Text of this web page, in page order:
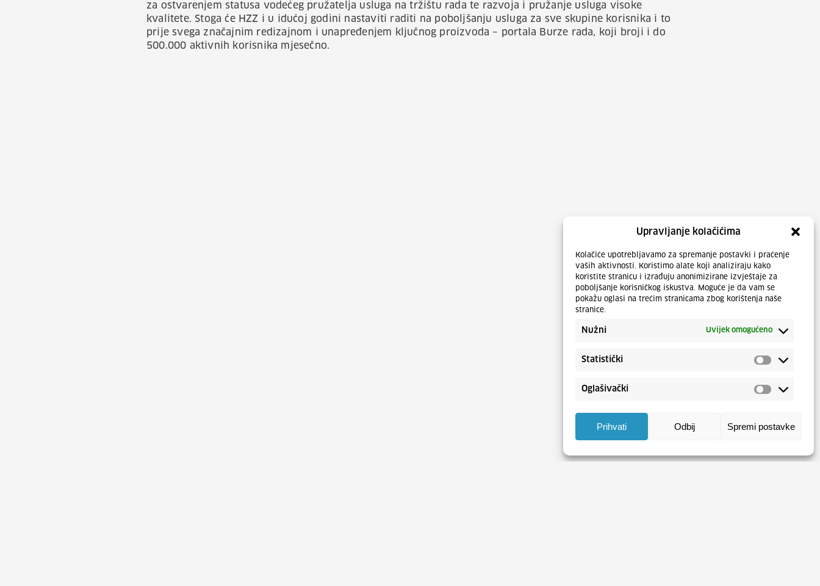
Upravljanje kolačićima
Kolačiće upotrebljavamo za spremanje postavki i praćenje
vaših aktivnosti. Koristimo alate koji analiziraju kako
koristite stranicu i izrađuju anonimizirane izvještaje za
poboljšanje korisničkog iskustva. Moguće je da vam se
pokažu oglasi na trećim stranicama zbog korištenja naše
stranice.
Nužni Uvijek omogućeno
Statistički
Oglašivački
Prihvati Odbij Spremi postavke
za ostvarenjem statusa vodećeg pružatelja usluga na tržištu rada te razvoja i pružanje usluga visoke
kvalitete. Stoga će HZZ i u idućoj godini nastaviti raditi na poboljšanju usluga za sve skupine korisnika i to
prije svega značajnim redizajnom i unapređenjem ključnog proizvoda – portala Burze rada, koji broji i do
500.000 aktivnih korisnika mjesečno.